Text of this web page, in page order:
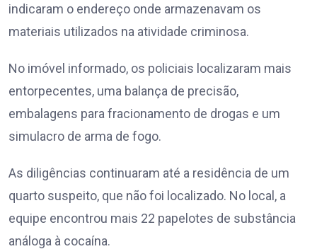
indicaram o endereço onde armazenavam os
materiais utilizados na atividade criminosa.
No imóvel informado, os policiais localizaram mais
entorpecentes, uma balança de precisão,
embalagens para fracionamento de drogas e um
simulacro de arma de fogo.
As diligências continuaram até a residência de um
quarto suspeito, que não foi localizado. No local, a
equipe encontrou mais 22 papelotes de substância
análoga à cocaína.